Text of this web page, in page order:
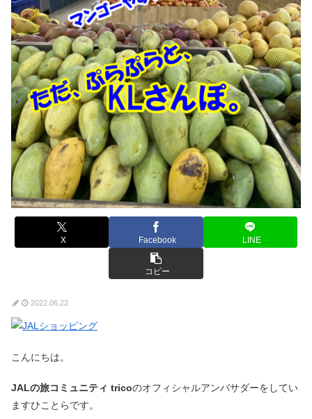
X Facebook LINE
コピー
2022.06.22
こんにちは。
JALの旅コミュニティ tricoのオフィシャルアンバサダーをしてい
ますひことらです。